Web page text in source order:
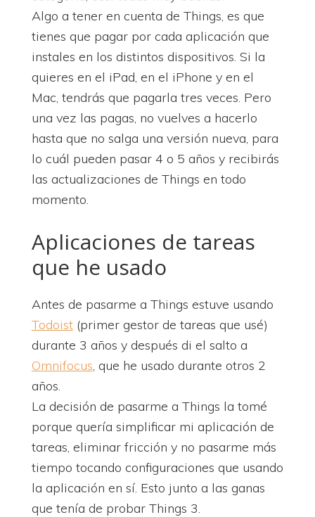
Algo a tener en cuenta de Things, es que
tienes que pagar por cada aplicación que
instales en los distintos dispositivos. Si la
quieres en el iPad, en el iPhone y en el
Mac, tendrás que pagarla tres veces. Pero
una vez las pagas, no vuelves a hacerlo
hasta que no salga una versión nueva, para
lo cuál pueden pasar 4 o 5 años y recibirás
las actualizaciones de Things en todo
momento.
Aplicaciones de tareas
que he usado
Antes de pasarme a Things estuve usando
Todoist(primer gestor de tareas que usé)
durante 3 años y después di el salto a
Omnifocus, que he usado durante otros 2
años.
La decisión de pasarme a Things la tomé
porque quería simplificar mi aplicación de
tareas, eliminar fricción y no pasarme más
tiempo tocando configuraciones que usando
la aplicación en sí. Esto junto a las ganas
que tenía de probar Things 3.